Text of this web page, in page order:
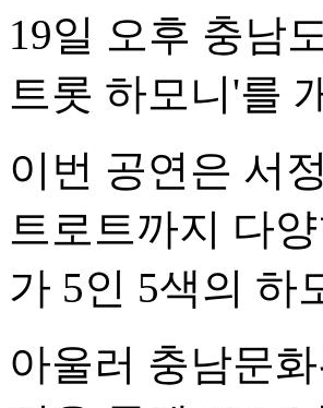
19일 오후 충남
트롯 하모니'를
이번 공연은 서
트로트까지 다
가 5인 5색의 하
아울러 충남문